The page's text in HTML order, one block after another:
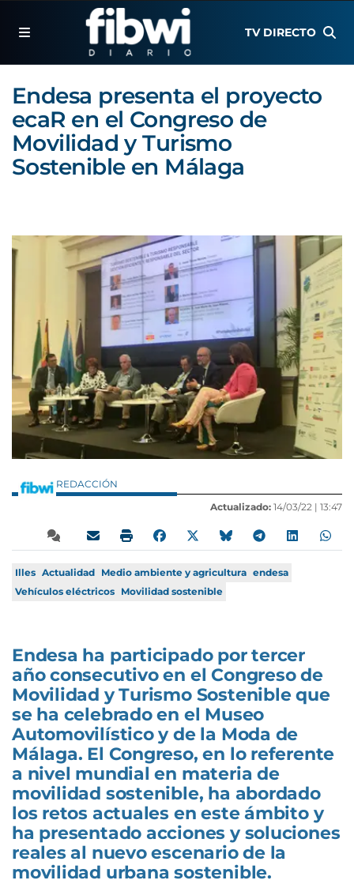
TV DIRECTO
Endesa presenta el proyecto
ecaR en el Congreso de
Movilidad y Turismo
Sostenible en Málaga
REDACCIÓN
Actualizado: 14/03/22 | 13:47
Illes Actualidad Medio ambiente y agricultura endesa
Vehículos eléctricos Movilidad sostenible
Endesa ha participado por tercer
año consecutivo en el Congreso de
Movilidad y Turismo Sostenible que
se ha celebrado en el Museo
Automovilístico y de la Moda de
Málaga. El Congreso, en lo referente
a nivel mundial en materia de
movilidad sostenible, ha abordado
los retos actuales en este ámbito y
ha presentado acciones y soluciones
reales al nuevo escenario de la
movilidad urbana sostenible.